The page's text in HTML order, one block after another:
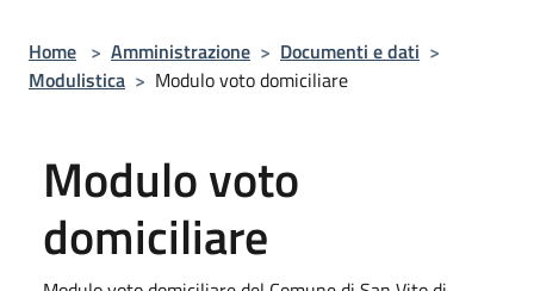
Home > Amministrazione > Documenti e dati >
Modulistica > Modulo voto domiciliare
Modulo voto
domiciliare